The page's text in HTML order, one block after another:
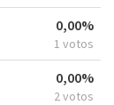
0,00%
1 votos
0,00%
2 votos